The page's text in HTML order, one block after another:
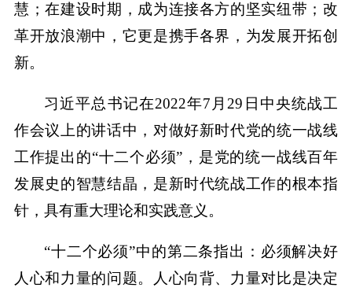
慧；在建设时期，成为连接各方的坚实纽带；改
革开放浪潮中，它更是携手各界，为发展开拓创
新。
习近平总书记在2022年7月29日中央统战工
作会议上的讲话中，对做好新时代党的统一战线
工作提出的“十二个必须”，是党的统一战线百年
发展史的智慧结晶，是新时代统战工作的根本指
针，具有重大理论和实践意义。
“十二个必须”中的第二条指出：必须解决好
人心和力量的问题。人心向背、力量对比是决定